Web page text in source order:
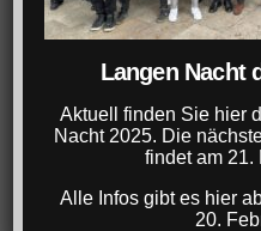
Langen Nacht
Aktuell finden Sie hier
Nacht 2025. Die
findet am 21.
Alle Infos gibt es hier
20.